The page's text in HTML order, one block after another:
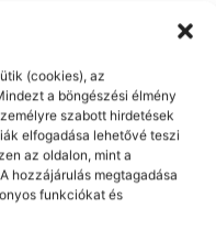
(cookies), az
a böngészési élmény
szabott hirdetések
elfogadása lehetővé teszi
az oldalon, mint a
hozzájárulás megtagadása
funkciókat és
üzletünkben is akár
akkumulátorra vagy
de ne aggódj, ez
az alkatrész, azt a